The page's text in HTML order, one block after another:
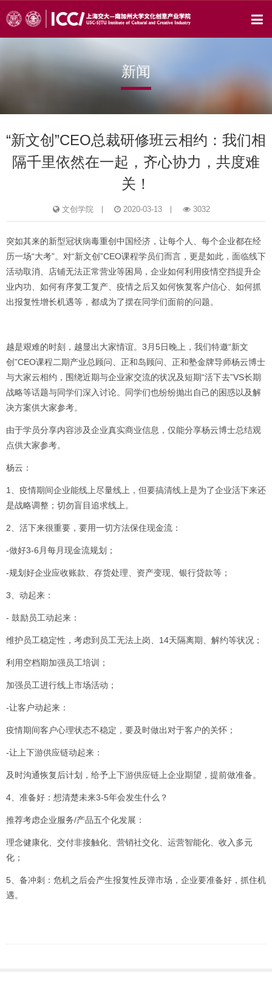
新闻
“新文创”CEO总裁研修班云相约：我们相
隔千里依然在一起，齐心协力，共度难
关！
文创学院 2020-03-13 3032
突如其来的新型冠状病毒重创中国经济，让每个人、每个企业都在经
历一场“大考”。对“新文创”CEO课程学员们而言，更是如此，面临线下
活动取消、店铺无法正常营业等困局，企业如何利用疫情空挡提升企
业内功、如何有序复工复产、疫情之后又如何恢复客户信心、如何抓
出报复性增长机遇等，都成为了摆在同学们面前的问题。
越是艰难的时刻，越显出大家情谊。3月5日晚上，我们特邀“新文
创”CEO课程二期产业总顾问、正和岛顾问、正和塾金牌导师杨云博士
与大家云相约，围绕近期与企业家交流的状况及短期“活下去”VS长期
战略等话题与同学们深入讨论。同学们也纷纷抛出自己的困惑以及解
决方案供大家参考。
由于学员分享内容涉及企业真实商业信息，仅能分享杨云博士总结观
点供大家参考。
杨云：
1、疫情期间企业能线上尽量线上，但要搞清线上是为了企业活下来还
是战略调整；切勿盲目追求线上。
2、活下来很重要，要用一切方法保住现金流：
-做好3-6月每月现金流规划；
-规划好企业应收账款、存货处理、资产变现、银行贷款等；
3、动起来：
- 鼓励员工动起来：
维护员工稳定性，考虑到员工无法上岗、14天隔离期、解约等状况；
利用空档期加强员工培训；
加强员工进行线上市场活动；
-让客户动起来：
疫情期间客户心理状态不稳定，要及时做出对于客户的关怀；
-让上下游供应链动起来：
及时沟通恢复后计划，给予上下游供应链上企业期望，提前做准备。
4、准备好：想清楚未来3-5年会发生什么？
推荐考虑企业服务/产品五个化发展：
理念健康化、交付非接触化、营销社交化、运营智能化、收入多元
化；
5、备冲刺：危机之后会产生报复性反弹市场，企业要准备好，抓住机
遇。